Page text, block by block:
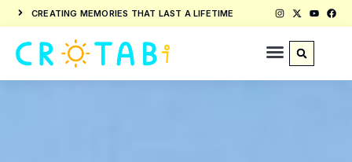
CREATING MEMORIES THAT LAST A LIFETIME